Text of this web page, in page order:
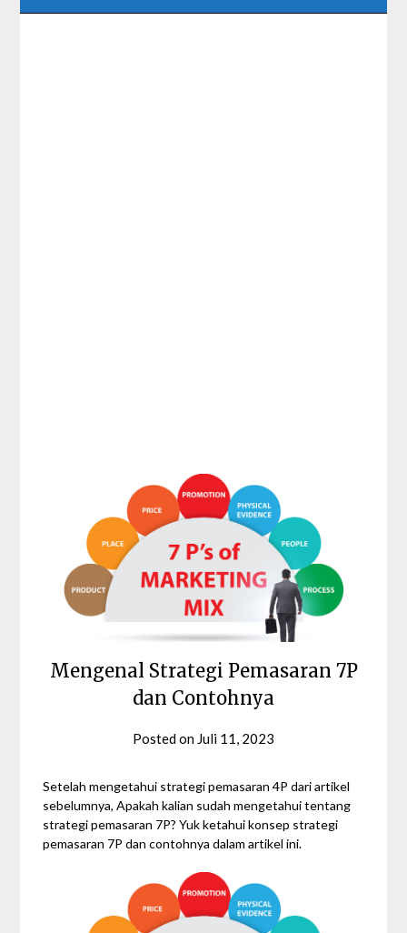
Mengenal Strategi Pemasaran 7P
dan Contohnya
Posted on Juli 11, 2023
Gezita
Setelah mengetahui strategi pemasaran 4P dari artikel
sebelumnya, Apakah kalian sudah mengetahui tentang
strategi pemasaran 7P? Yuk ketahui konsep strategi
pemasaran 7P dan contohnya dalam artikel ini.